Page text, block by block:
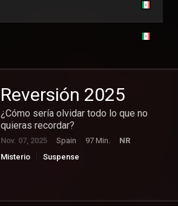
Reversión 2025
¿Cómo sería olvidar todo lo que no
quieras recordar?
Nov. 07, 2025 Spain 97 Min.
NR
Misterio
Suspense